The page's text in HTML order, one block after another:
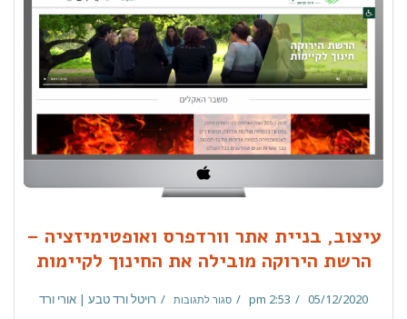
עיצוב, בניית אתר וורדפרס ואופטימיזציה –
הרשת הירוקה מובילה את החינוך לקיימות
05/12/2020
2:53 pm סגור לתגובות רויטל ורד טבע | אורי ורד